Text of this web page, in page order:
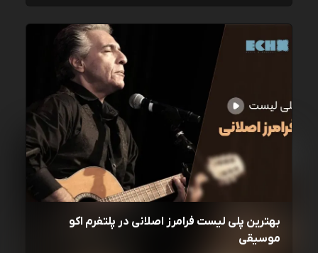
بهترین پلی لیست فرامرز اصلانی در پلتفرم اکو
موسیقی